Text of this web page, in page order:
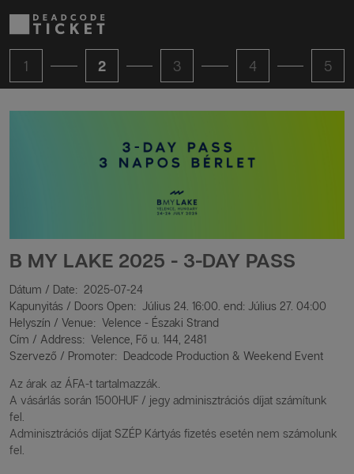
1 2 3 4 5
B MY LAKE 2025 - 3-DAY PASS
Dátum / Date: 2025-07-24
Kapunyitás / Doors Open: Július 24. 16:00. end: Július 27. 04:00
Helyszín / Venue: Velence - Északi Strand
Cím / Address: Velence, Fő u. 144, 2481
Szervező / Promoter: Deadcode Production & Weekend Event
Az árak az ÁFA-t tartalmazzák.
A vásárlás során 1500HUF / jegy adminisztrációs díjat számítunk
fel.
Adminisztrációs díjat SZÉP Kártyás fizetés esetén nem számolunk
fel.